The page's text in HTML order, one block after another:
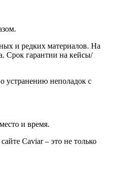
и редких материалов. На
Срок гарантии на кейсы/
устранению неполадок с
и время.
Caviar – это не только